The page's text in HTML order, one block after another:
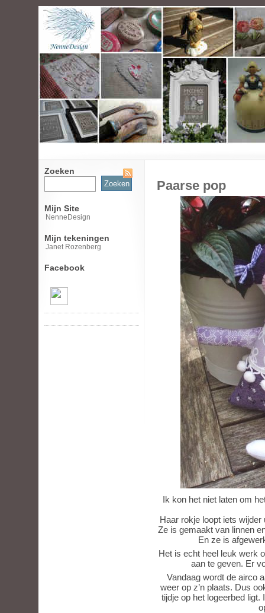
Zoeken
Zoeken
naar:
Mijn Site
NenneDesign
Mijn tekeningen
Janet Rozenberg
Facebook
Paarse pop
Ik kon het niet laten om
Haar rokje loopt iets
Ze is gemaakt van linnen
En ze is
Het is echt heel leuk werk
aan te geven. Er
Vandaag wordt de airco
weer op z’n plaats. Dus
tijdje op het logeerbed